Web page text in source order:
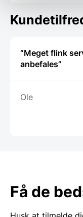
“Meget flink
anbefales”
Ole
Få de